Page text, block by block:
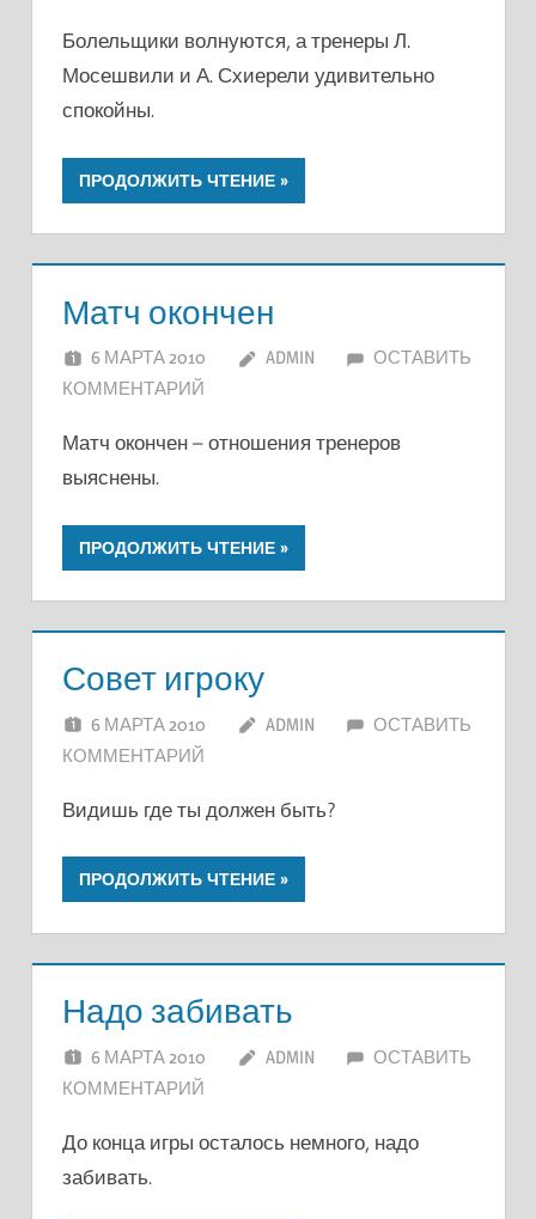
Болельщики волнуются, а тренеры Л.
Мосешвили и А. Схиерели удивительно
спокойны.
ПРОДОЛЖИТЬ ЧТЕНИЕ
Матч окончен
6 МАРТА 2010 ADMIN
ОСТАВИТЬ
КОММЕНТАРИЙ
Матч окончен – отношения тренеров
выяснены.
ПРОДОЛЖИТЬ ЧТЕНИЕ
Совет игроку
6 МАРТА 2010 ADMIN
ОСТАВИТЬ
КОММЕНТАРИЙ
Видишь где ты должен быть?
ПРОДОЛЖИТЬ ЧТЕНИЕ
Надо забивать
6 МАРТА 2010 ADMIN
ОСТАВИТЬ
КОММЕНТАРИЙ
До конца игры осталось немного, надо
забивать.